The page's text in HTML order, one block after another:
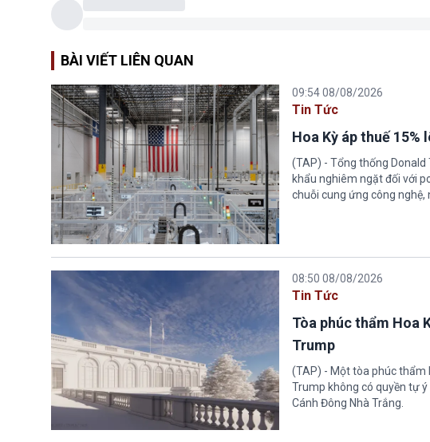
BÀI VIẾT LIÊN QUAN
09:54 08/08/2026
Tin Tức
Hoa Kỳ áp thuế
(TAP) - Tổng thống Donald
khẩu nghiêm ngặt đối với
chuỗi cung ứng công
08:50 08/08/2026
Tin Tức
Tòa phúc thẩm Hoa
Trump
(TAP) - Một tòa phúc thẩm
Trump không có quyền tự
Cánh Đông Nhà Trắng.